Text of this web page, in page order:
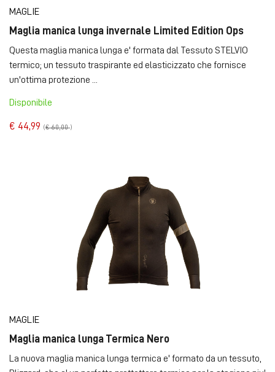
MAGLIE
Maglia manica lunga invernale Limited Edition Ops
Questa maglia manica lunga e' formata dal Tessuto STELVIO
termico; un tessuto traspirante ed elasticizzato che fornisce
un'ottima protezione ...
Disponibile
€ 44,99 (€ 60,00)
MAGLIE
Maglia manica lunga Termica Nero
La nuova maglia manica lunga termica e' formato da un tessuto,